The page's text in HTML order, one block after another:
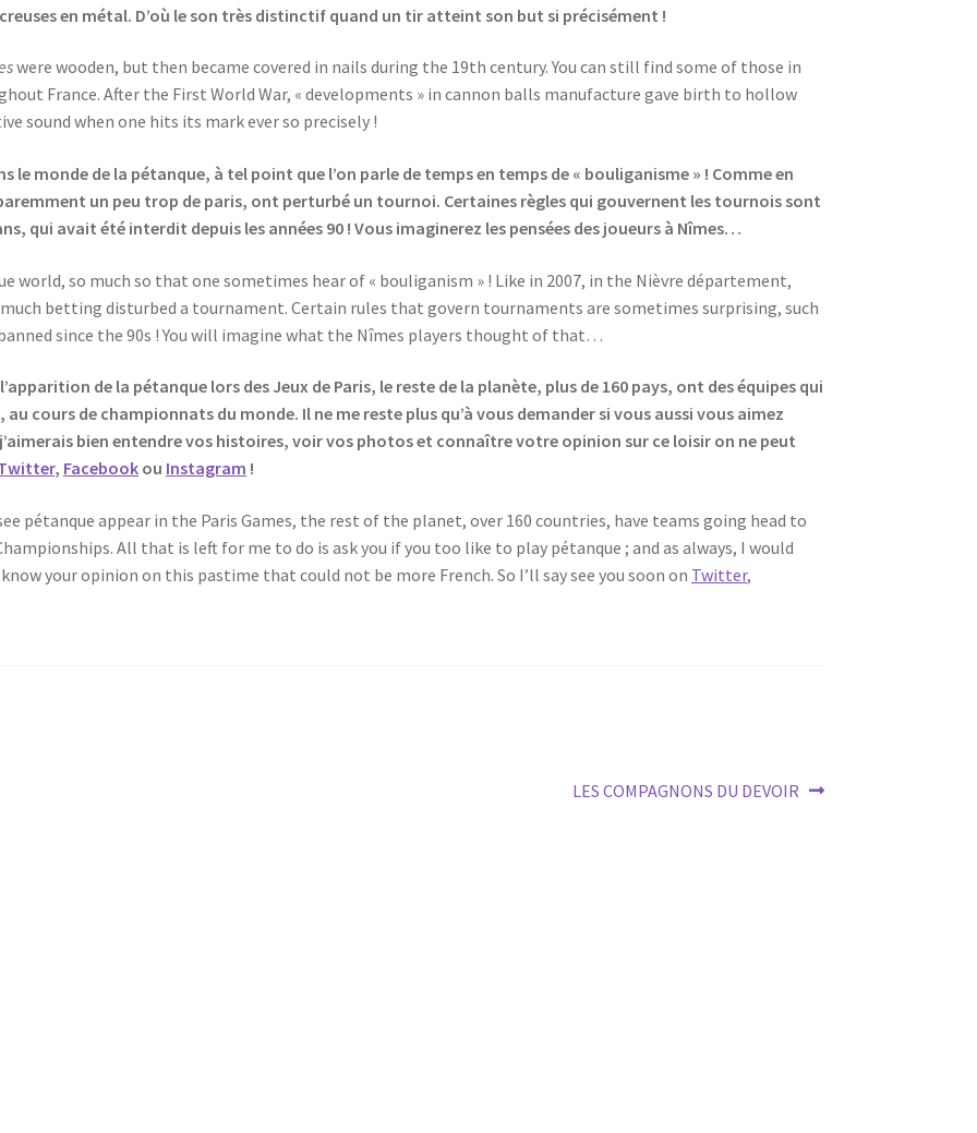
en métal. D’où le son très distinctif quand un tir atteint son but si précisément !
were wooden, but then became covered in nails during the 19th century. You can still find some of those in
France. After the First World War, « developments » in cannon balls manufacture gave birth to hollow
sound when one hits its mark ever so precisely !
le monde de la pétanque, à tel point que l’on parle de temps en temps de « bouliganisme » ! Comme en
un peu trop de paris, ont perturbé un tournoi. Certaines règles qui gouvernent les tournois sont
qui avait été interdit depuis les années 90 ! Vous imaginerez les pensées des joueurs à Nîmes…
world, so much so that one sometimes hear of « bouliganism » ! Like in 2007, in the Nièvre département,
betting disturbed a tournament. Certain rules that govern tournaments are sometimes surprising, such
since the 90s ! You will imagine what the Nîmes players thought of that…
de la pétanque lors des Jeux de Paris, le reste de la planète, plus de 160 pays, ont des équipes qui
cours de championnats du monde. Il ne me reste plus qu’à vous demander si vous aussi vous aimez
bien entendre vos histoires, voir vos photos et connaître votre opinion sur ce loisir on ne peut
, Facebook ou Instagram !
pétanque appear in the Paris Games, the rest of the planet, over 160 countries, have teams going head to
All that is left for me to do is ask you if you too like to play pétanque ; and as always, I would
your opinion on this pastime that could not be more French. So I’ll say see you soon on Twitter,
Next
LES COMPAGNONS DU DEVOIR